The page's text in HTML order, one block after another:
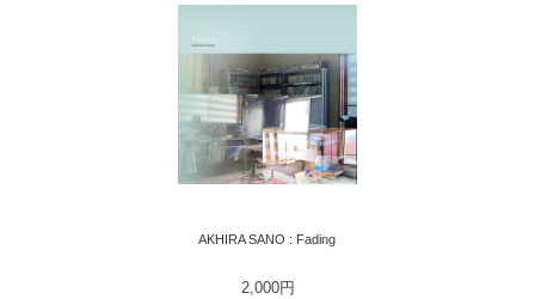
AKHIRA SANO : Fading
2,000円